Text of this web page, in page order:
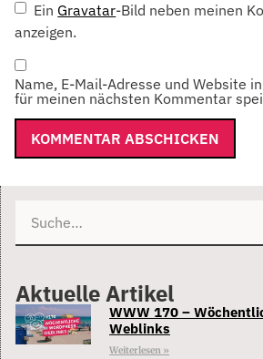
Ein Gravatar-Bild neben meinen
anzeigen.
Name, E-Mail-Adresse und Website
für meinen nächsten Kommentar
Aktuelle Artikel
WWW 170 –
Weblinks
Weiterlesen »